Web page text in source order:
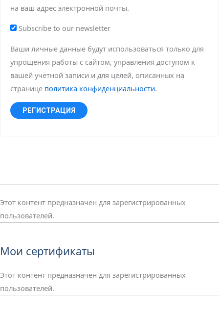
на ваш адрес электронной почты.
Subscribe to our newsletter
Ваши личные данные будут использоваться только для
упрощения работы с сайтом, управления доступом к
вашей учётной записи и для целей, описанных на
странице политика конфиденциальности.
РЕГИСТРАЦИЯ
Этот контент предназначен для зарегистрированных
пользователей.
Мои сертификаты
Этот контент предназначен для зарегистрированных
пользователей.